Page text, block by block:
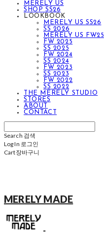
MERELY US
SHOP SS26
LOOKBOOK
MERELY US SS26
SS 2026
MERELY US FW25
FW 2025
SS 2025
FW 2024
SS 2024
FW 2023
SS 2023
FW 2022
SS 2022
THE MERELY STUDIO
STORES
ABOUT
CONTACT
Search 검색
Log In 로그인
Cart장바구니
MERELY MADE